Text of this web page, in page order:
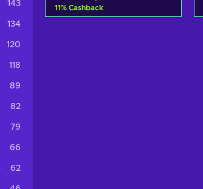
143
134
120
118
89
82
79
66
62
11% Cashback